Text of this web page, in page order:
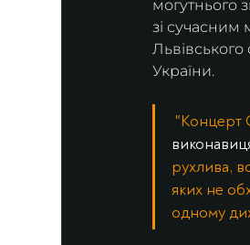
могутнього
зі сучасним
України.
"Концерт
рухлива,
яких не
одному